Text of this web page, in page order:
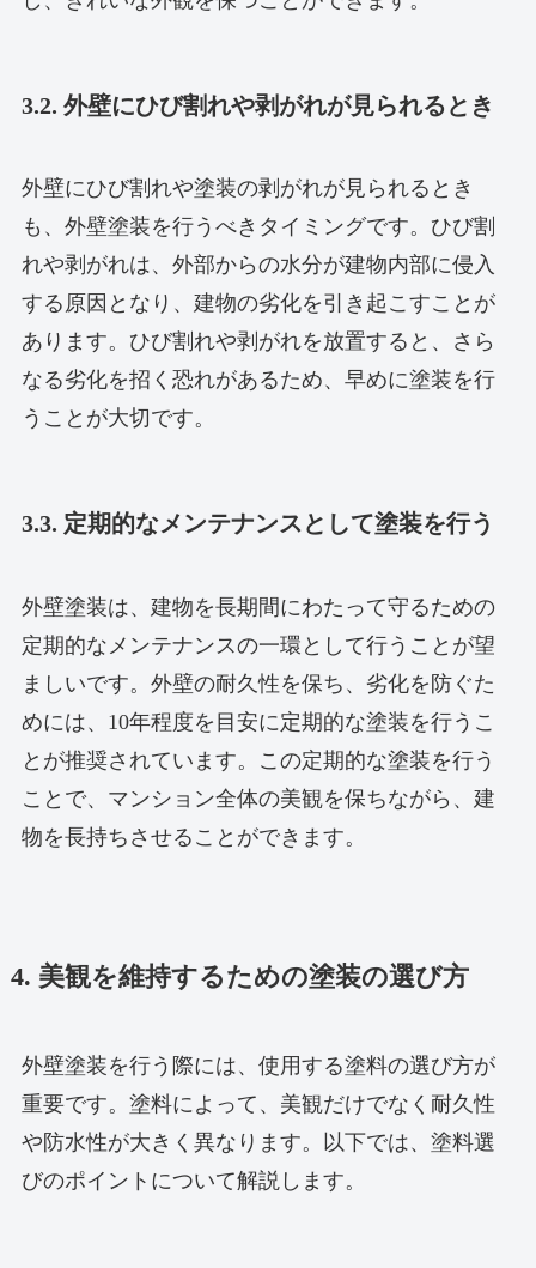
3.2. 外壁にひび割れや剥がれが見られるとき
外壁にひび割れや塗装の剥がれが見られるとき
も、外壁塗装を行うべきタイミングです。ひび割
れや剥がれは、外部からの水分が建物内部に侵入
する原因となり、建物の劣化を引き起こすことが
あります。ひび割れや剥がれを放置すると、さら
なる劣化を招く恐れがあるため、早めに塗装を行
うことが大切です。
3.3. 定期的なメンテナンスとして塗装を行う
外壁塗装は、建物を長期間にわたって守るための
定期的なメンテナンスの一環として行うことが望
ましいです。外壁の耐久性を保ち、劣化を防ぐた
めには、10年程度を目安に定期的な塗装を行うこ
とが推奨されています。この定期的な塗装を行う
ことで、マンション全体の美観を保ちながら、建
物を長持ちさせることができます。
4. 美観を維持するための塗装の選び方
外壁塗装を行う際には、使用する塗料の選び方が
重要です。塗料によって、美観だけでなく耐久性
や防水性が大きく異なります。以下では、塗料選
びのポイントについて解説します。